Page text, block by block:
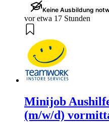
Keine Ausbildung
vor etwa 17 Stunden
Minijob
(m/w/d)